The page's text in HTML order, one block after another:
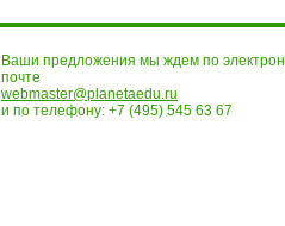
Ваши предложения мы ждем по
почте
webmaster@planetaedu.ru
и по телефону: +7 (495) 545 63 67